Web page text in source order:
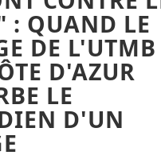
: QUAND LE
DE L'UTMB
D'AZUR
LE
D'UN